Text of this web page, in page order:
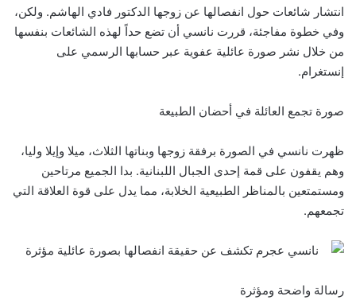
انتشار شائعات حول انفصالها عن زوجها الدكتور فادي الهاشم. ولكن،
وفي خطوة مفاجئة، قررت نانسي أن تضع حداً لهذه الشائعات بنفسها
من خلال نشر صورة عائلية عفوية عبر حسابها الرسمي على
إنستغرام.
صورة تجمع العائلة في أحضان الطبيعة
ظهرت نانسي في الصورة برفقة زوجها وبناتها الثلاث، ميلا وإيلا وليا،
وهم يقفون على قمة إحدى الجبال اللبنانية. بدا الجميع مرتاحين
ومستمتعين بالمناظر الطبيعية الخلابة، مما يدل على قوة العلاقة التي
تجمعهم.
رسالة واضحة ومؤثرة